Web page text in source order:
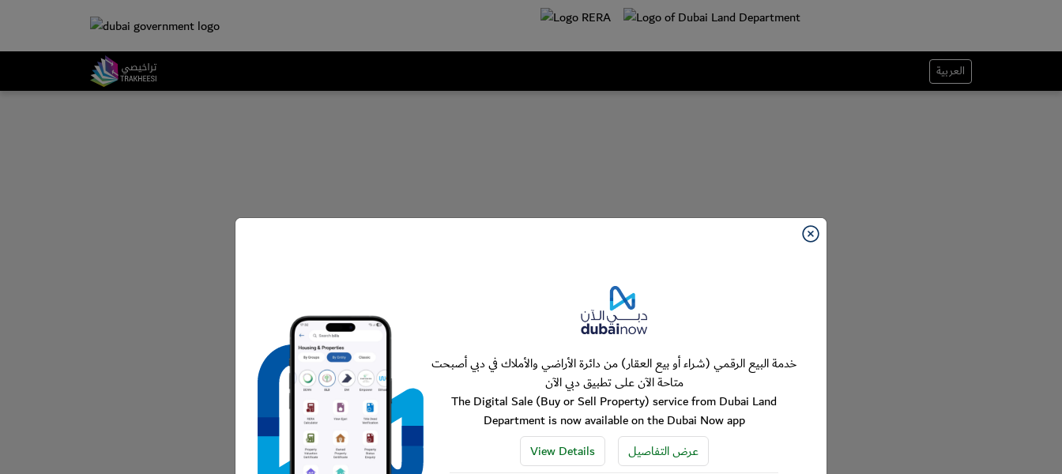
العربية
خدمة البيع الرقمي (شراء أو بيع العقار) من دائرة الأراضي والأملاك في دبي أصبحت
متاحة الآن على تطبيق دبي الآن
The Digital Sale (Buy or Sell Property) service from Dubai Land
Department is now available on the Dubai Now app
View Details
عرض التفاصيل